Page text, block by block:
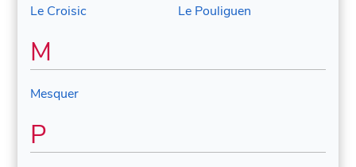
Le Croisic
Le Pouliguen
M
Mesquer
P